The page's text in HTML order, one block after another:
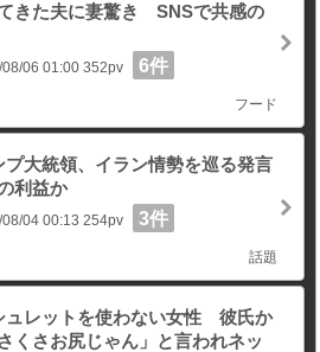
きた夫に妻驚き SNSで共感の
06 01:00 352pv 6件
フード
プ大統領、イラン情勢を巡る発言
利益か
04 00:13 254pv 3件
話題
ュレットを使わない女性 彼氏か
くさお尻じゃん」と言われネッ